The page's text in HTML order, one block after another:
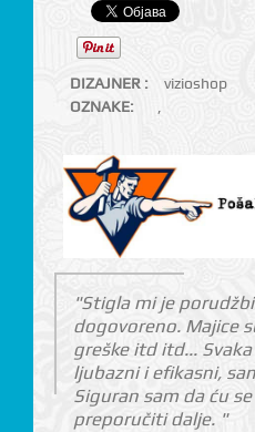
DIZAJNER :
vizioshop
OZNAKE:
"Stigla mi je
dogovoreno. Majice
greške itd itd...
ljubazni i efikasni,
Siguran sam da ću
preporučiti dalje. "